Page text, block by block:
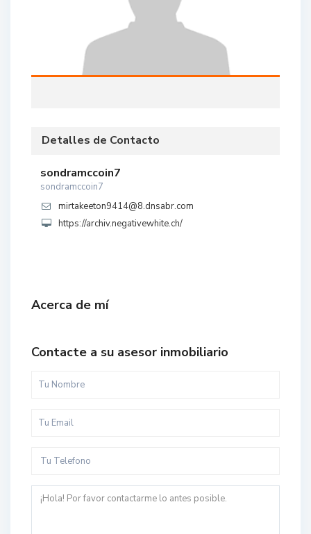
Detalles de Contacto
sondramccoin7
sondramccoin7
mirtakeeton9414@8.dnsabr.com
https://archiv.negativewhite.ch/
Acerca de mí
Contacte a su asesor inmobiliario